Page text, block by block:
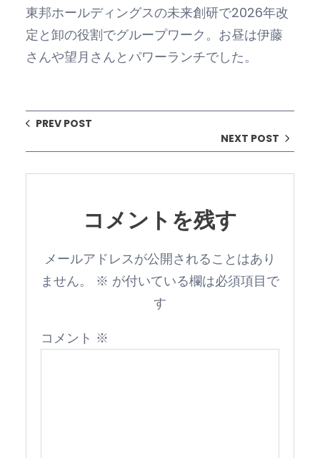
東邦ホールディングスの未来創研で2026年改
定と卸の役割でグループワーク。お昼は伊藤
さんや望月さんとパワーランチでした。
PREV POST
NEXT POST
コメントを残す
メールアドレスが公開されることはあり
ません。
※ が付いている欄は必須項目で
す
コメント ※